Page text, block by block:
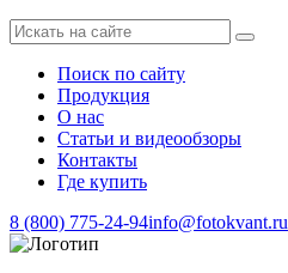
Поиск по сайту
Продукция
О нас
Статьи и видеообзоры
Контакты
Где купить
8 (800) 775-24-94info@fotokvant.ru